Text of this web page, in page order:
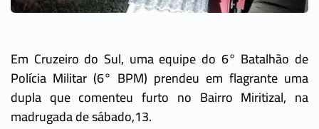
Em Cruzeiro do Sul, uma equipe do 6° Batalhão de
Polícia Militar (6° BPM) prendeu em flagrante uma
dupla que comenteu furto no Bairro Miritizal, na
madrugada de sábado,13.